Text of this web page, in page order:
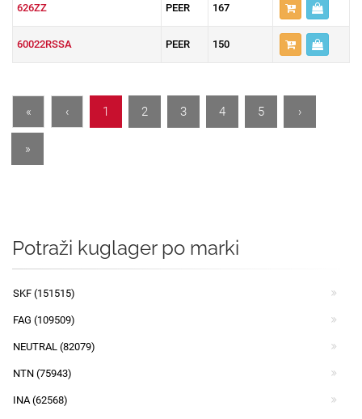
626ZZ PEER 167
60022RSSA PEER 150
« ‹ 1 2 3 4 5 ›
»
Potraži kuglager po marki
SKF (151515)
FAG (109509)
NEUTRAL (82079)
NTN (75943)
INA (62568)